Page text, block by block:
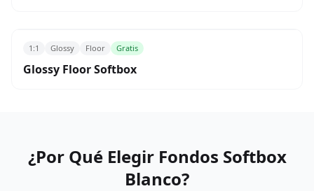
1:1 Glossy Floor Gratis
Glossy Floor Softbox
¿Por Qué Elegir Fondos Softbox
Blanco?